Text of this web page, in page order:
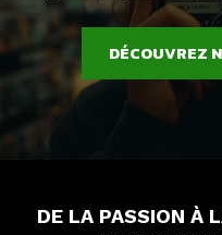
DÉCOUVREZ
DE LA PASSION À